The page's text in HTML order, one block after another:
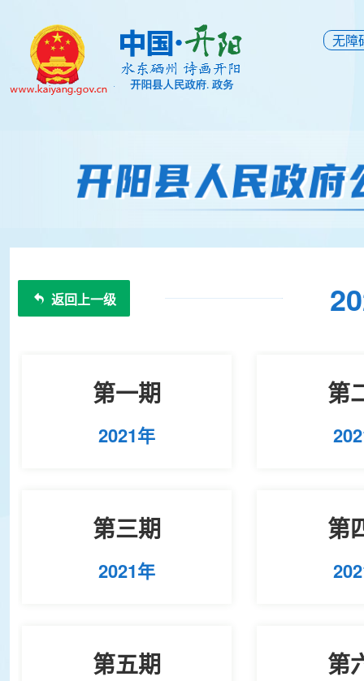
无障
返回上一级
第一期
2021年
第
第三期
2021年
第
第五期 第